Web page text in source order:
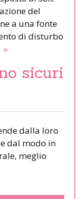
del
a una fonte
di disturbo
»
sicuri
dalla loro
dal modo in
meglio